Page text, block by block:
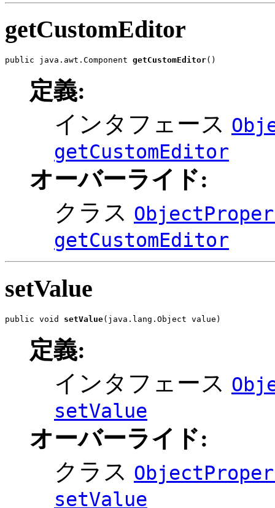
getCustomEditor
public java.awt.Component getCustomEditor()
定義:
インタフェース
getCustomEditor
オーバーライド:
クラス
getCustomEditor
setValue
public void setValue(java.lang.Object value)
定義:
インタフェース
setValue
オーバーライド:
クラス
setValue